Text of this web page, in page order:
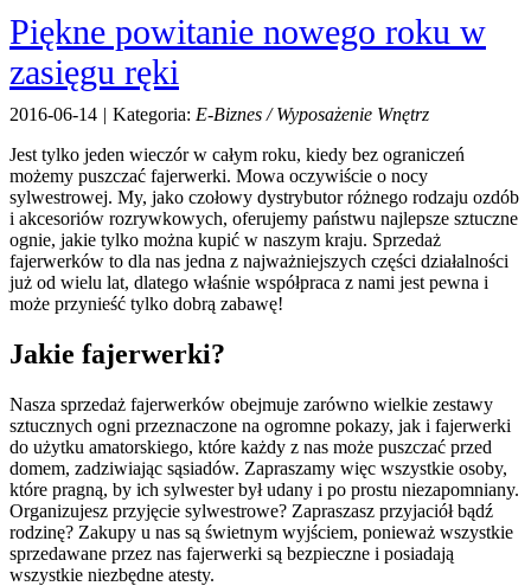
Materiały
Inne
Maszyny
Przemysł
Motoryzacja
Części
Usługi
Promocja
Materiały
Inne
Rekreacja
Imprezy
Zajęcia Sportowe i
Usługi
Piękne powitanie nowego roku w
zasięgu ręki
2016-06-14 | Kategoria: E-Biznes / Wyposażenie Wnętrz
Jest tylko jeden wieczór w całym roku, kiedy bez ograniczeń
możemy puszczać fajerwerki. Mowa oczywiście o nocy
sylwestrowej. My, jako czołowy dystrybutor różnego rodzaju ozdób
i akcesoriów rozrywkowych, oferujemy państwu najlepsze sztuczne
ognie, jakie tylko można kupić w naszym kraju. Sprzedaż
fajerwerków to dla nas jedna z najważniejszych części działalności
już od wielu lat, dlatego właśnie współpraca z nami jest pewna i
może przynieść tylko dobrą zabawę!
Jakie fajerwerki?
Nasza sprzedaż fajerwerków obejmuje zarówno wielkie zestawy
sztucznych ogni przeznaczone na ogromne pokazy, jak i fajerwerki
do użytku amatorskiego, które każdy z nas może puszczać przed
domem, zadziwiając sąsiadów. Zapraszamy więc wszystkie osoby,
które pragną, by ich sylwester był udany i po prostu niezapomniany.
Organizujesz przyjęcie sylwestrowe? Zapraszasz przyjaciół bądź
rodzinę? Zakupy u nas są świetnym wyjściem, ponieważ wszystkie
sprzedawane przez nas fajerwerki są bezpieczne i posiadają
wszystkie niezbędne atesty.